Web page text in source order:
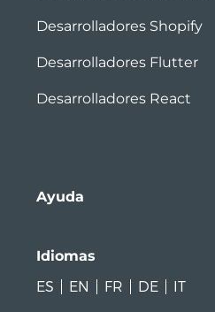
Desarrolladores Shopify
Desarrolladores Flutter
Desarrolladores React
Ayuda
Idiomas
ES
EN FR DE IT